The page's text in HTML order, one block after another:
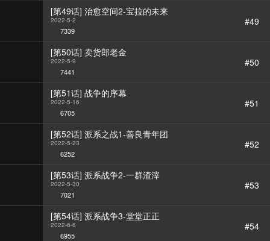
[第49话] 治愈空间2-宝拉的未来
2022-5-2
7339
#49
[第50话] 卖货郎老金
2022-5-9
7441
#50
[第51话] 战争的序幕
2022-5-16
6705
#51
[第52话] 派系之战1-善良青年团
2022-5-23
6252
#52
[第53话] 派系战争2-一群渣滓
2022-5-30
7021
#53
[第54话] 派系战争3-堂堂正正
2022-6-6
6955
#54